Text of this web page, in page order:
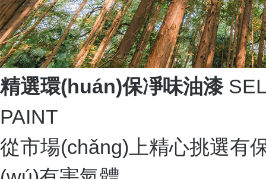
精選環(huán)保凈味油漆
PAINT
從市場(chǎng)上精心挑選有